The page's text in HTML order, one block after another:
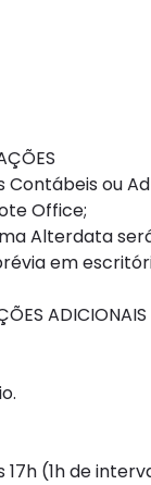
Contábeis ou
Office;
Alterdata
em
ADICIONAIS
17h (1h de